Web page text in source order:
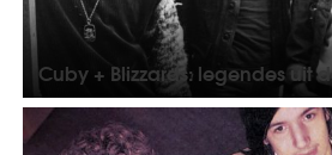
Cuby + Blizzards: legendes uit